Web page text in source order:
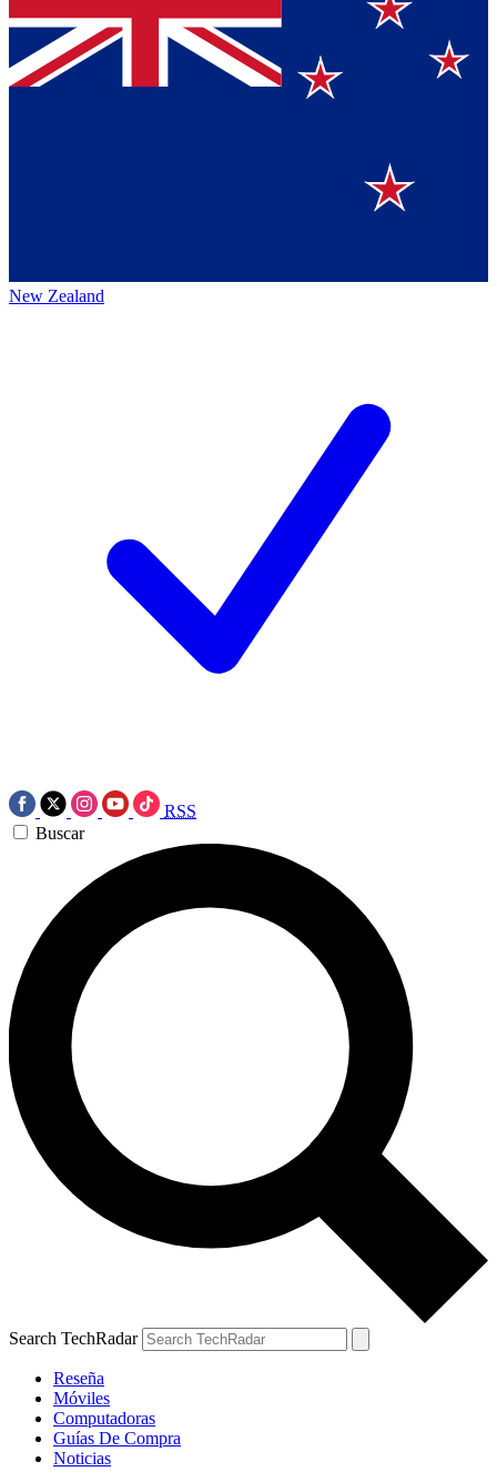
New Zealand
RSS
Buscar
Search TechRadar
Reseña
Móviles
Computadoras
Guías De Compra
Noticias